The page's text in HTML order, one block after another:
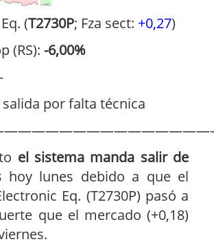
(T2730P; Fza sect: +0,27)
(RS): -6,00%
por falta técnica
el sistema manda salir de
hoy lunes debido a que el
Eq. (T2730P) pasó a
que el mercado (+0,18)